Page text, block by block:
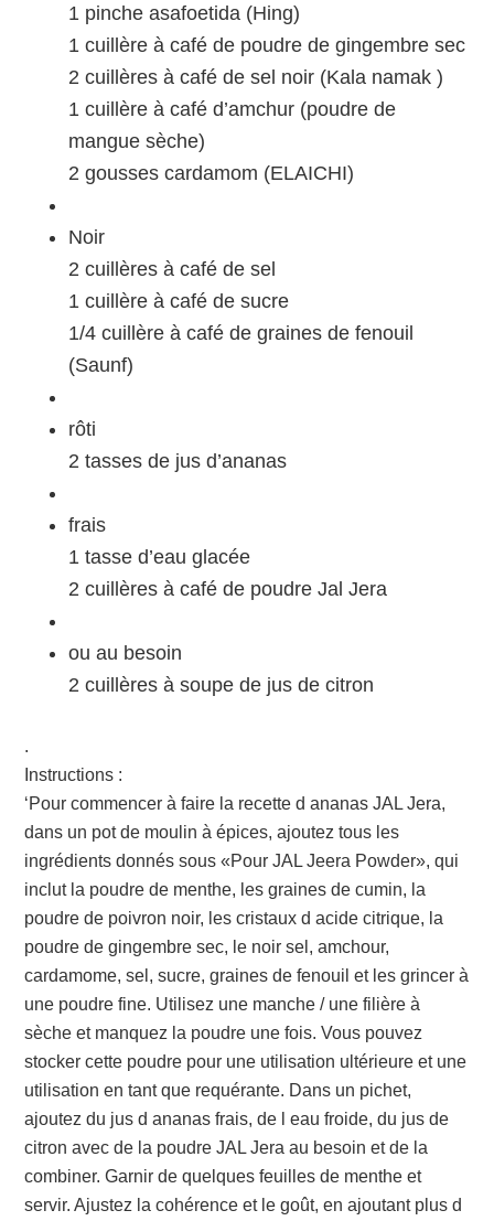
1 pinche asafoetida (Hing)
1 cuillère à café de poudre de gingembre sec
2 cuillères à café de sel noir (Kala namak )
1 cuillère à café d’amchur (poudre de
mangue sèche)
2 gousses cardamom (ELAICHI)
Noir
2 cuillères à café de sel
1 cuillère à café de sucre
1/4 cuillère à café de graines de fenouil
(Saunf)
rôti
2 tasses de jus d’ananas
frais
1 tasse d’eau glacée
2 cuillères à café de poudre Jal Jera
ou au besoin
2 cuillères à soupe de jus de citron
.
Instructions :
‘Pour commencer à faire la recette d ananas JAL Jera,
dans un pot de moulin à épices, ajoutez tous les
ingrédients donnés sous «Pour JAL Jeera Powder», qui
inclut la poudre de menthe, les graines de cumin, la
poudre de poivron noir, les cristaux d acide citrique, la
poudre de gingembre sec, le noir sel, amchour,
cardamome, sel, sucre, graines de fenouil et les grincer à
une poudre fine. Utilisez une manche / une filière à
sèche et manquez la poudre une fois. Vous pouvez
stocker cette poudre pour une utilisation ultérieure et une
utilisation en tant que requérante. Dans un pichet,
ajoutez du jus d ananas frais, de l eau froide, du jus de
citron avec de la poudre JAL Jera au besoin et de la
combiner. Garnir de quelques feuilles de menthe et
servir. Ajustez la cohérence et le goût, en ajoutant plus d